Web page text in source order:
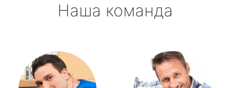
Наша команда